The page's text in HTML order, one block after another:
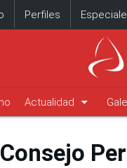
Perfiles
Actualidad arrow_drop_down